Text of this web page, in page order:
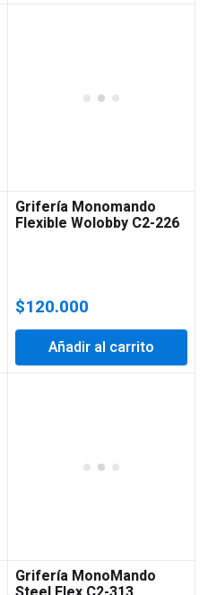
Grifería Monomando
Flexible Wolobby C2-226
$120.000
Añadir al carrito
Grifería MonoMando